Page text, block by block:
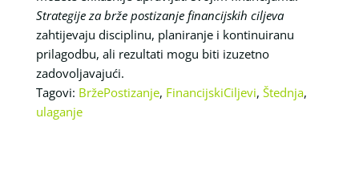
Strategije za brže postizanje financijskih ciljeva
zahtijevaju disciplinu, planiranje i kontinuiranu
prilagodbu, ali rezultati mogu biti izuzetno
zadovoljavajući.
Tagovi: BržePostizanje, FinancijskiCiljevi, Štednja,
ulaganje